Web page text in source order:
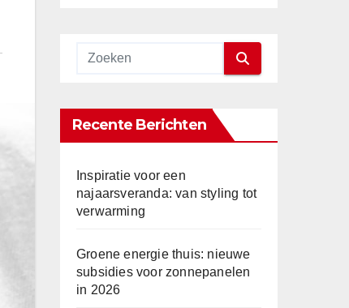
Recente Berichten
Inspiratie voor een
najaarsveranda: van styling tot
verwarming
Groene energie thuis: nieuwe
subsidies voor zonnepanelen
in 2026